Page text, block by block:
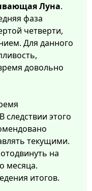
Луна.
фаза
четверти,
Для данного
довольно
следствии этого
текущими.
на
месяца.
итогов.